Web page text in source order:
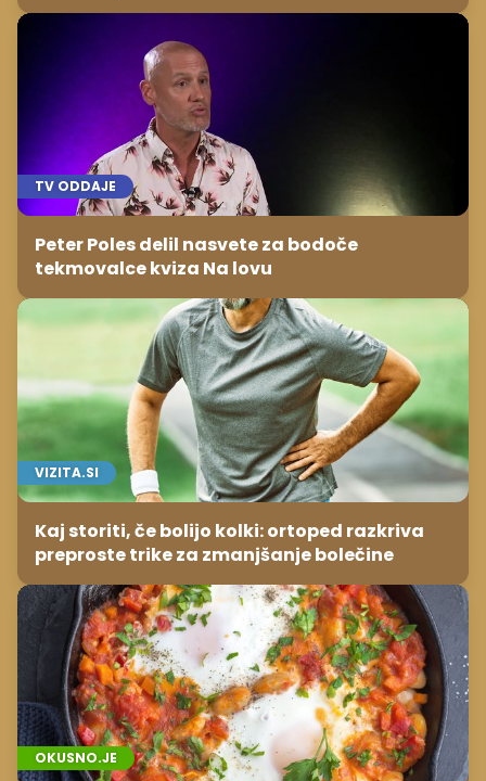
TV ODDAJE
Peter Poles delil nasvete za bodoče
tekmovalce kviza Na lovu
VIZITA.SI
Kaj storiti, če bolijo kolki: ortoped razkriva
preproste trike za zmanjšanje bolečine
OKUSNO.JE